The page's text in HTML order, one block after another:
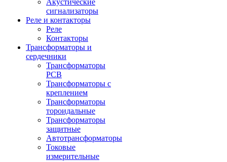
Акустические
сигнализаторы
Реле и контакторы
Реле
Контакторы
Трансформаторы и
сердечники
Трансформаторы
PCB
Трансформаторы с
креплением
Трансформаторы
тороидальные
Трансформаторы
защитные
Автотрансформаторы
Токовые
измерительные